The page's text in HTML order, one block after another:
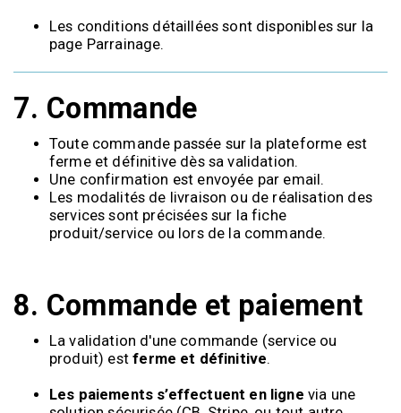
Les conditions détaillées sont disponibles sur la
page Parrainage.
7. Commande
Toute commande passée sur la plateforme est
ferme et définitive dès sa validation.
Une confirmation est envoyée par email.
Les modalités de livraison ou de réalisation des
services sont précisées sur la fiche
produit/service ou lors de la commande.
8. Commande et paiement
La validation d'une commande (service ou
produit) estferme et définitive.
Les paiements s’effectuent en ligne via une